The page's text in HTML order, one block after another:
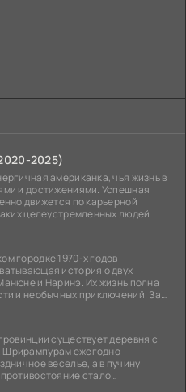
2025)
американка, чья жизнь в
и достижениями. Успешная
движется по карьерной
целеустремленных людей
городке 1970-х годов
история о двух
и Наринэ. Их жизнь полна
и необычных приключений. За
существует деревня с
ежегодно
веселье, а в пучину
стало